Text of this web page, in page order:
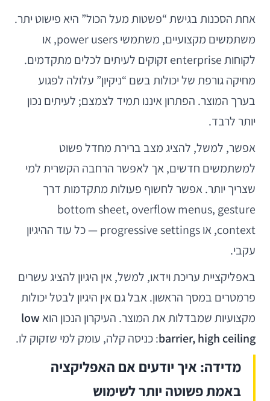
אחת הסכנות בגישת “פשטות מעל הכול” היא פישוט יתר.
משתמשים מקצועיים, משתמשי power users, או
לקוחות enterprise זקוקים לעיתים לכלים מתקדמים.
מחיקה גורפת של יכולות בשם “ניקיון” עלולה לפגוע
בערך המוצר. הפתרון איננו תמיד לצמצם; לעיתים נכון
יותר לרבד.
אפשר, למשל, להציג מצב ברירת מחדל פשוט
למשתמשים חדשים, אך לאפשר הרחבה הקשרית למי
שצריך יותר. אפשר לחשוף פעולות מתקדמות דרך
bottom sheet, overflow menus, gesture
context, או progressive settings — כל עוד ההיגיון
עקבי.
באפליקציית עריכת וידאו, למשל, אין היגיון להציג עשרים
פרמטרים במסך הראשון. אבל גם אין היגיון לבטל יכולות
מקצועיות שמבדלות את המוצר. העיקרון הנכון הואlow
barrier, high ceiling: כניסה קלה, עומק למי שזקוק לו.
מדידה: איך יודעים אם האפליקציה
באמת פשוטה יותר לשימוש